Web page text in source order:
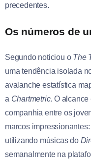
precedentes.
Os números de
Segundo noticiou o The
uma tendência isolada
avalanche estatística
a Chartmetric. O
companhia entre os
marcos
utilizando músicas do
semanalmente na